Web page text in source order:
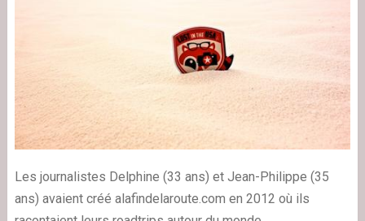
Les journalistes Delphine (33 ans) et Jean-Philippe (35
ans) avaient créé alafindelaroute.com en 2012 où ils